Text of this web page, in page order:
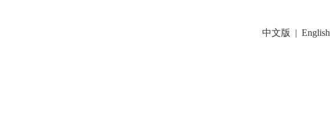
中文版
| English